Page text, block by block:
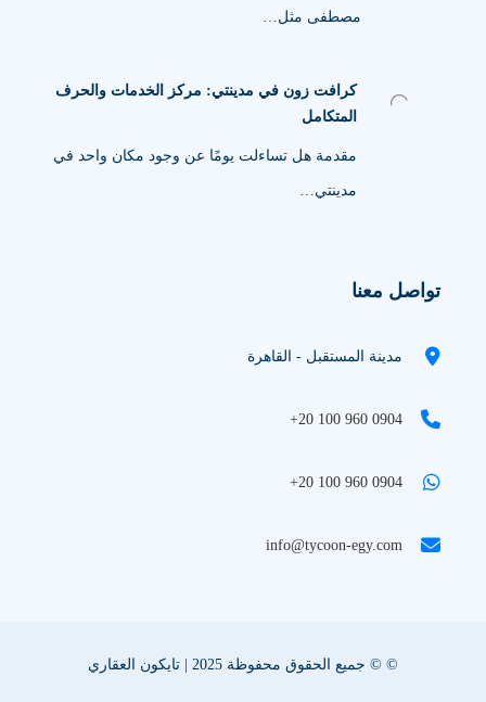
مصطفى مثل…
كرافت زون في مدينتي: مركز الخدمات والحرف
المتكامل
مقدمة هل تساءلت يومًا عن وجود مكان واحد في
مدينتي…
تواصل معنا
مدينة المستقبل - القاهرة
+20 100 960 0904
+20 100 960 0904
info@tycoon-egy.com
© © جميع الحقوق محفوظة 2025 | تايكون العقاري